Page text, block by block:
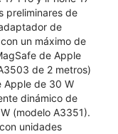
preliminares de
de
un máximo de
de Apple
de 2 metros)
Apple de 30 W
dinámico de
(modelo A3351).
unidades